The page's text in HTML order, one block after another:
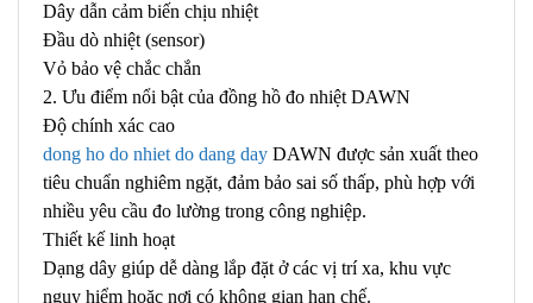
Dây dẫn cảm biến chịu nhiệt
Đầu dò nhiệt (sensor)
Vỏ bảo vệ chắc chắn
2. Ưu điểm nổi bật của đồng hồ đo nhiệt DAWN
Độ chính xác cao
dong ho do nhiet do dang day DAWN được sản xuất theo
tiêu chuẩn nghiêm ngặt, đảm bảo sai số thấp, phù hợp với
nhiều yêu cầu đo lường trong công nghiệp.
Thiết kế linh hoạt
Dạng dây giúp dễ dàng lắp đặt ở các vị trí xa, khu vực
nguy hiểm hoặc nơi có không gian hạn chế.